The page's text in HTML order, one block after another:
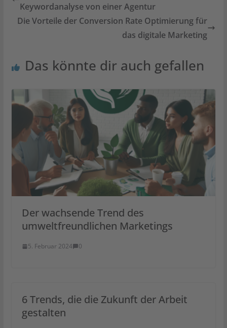
Keywordanalyse von einer Agentur
Die Vorteile der Conversion Rate Optimierung für
das digitale Marketing
Das könnte dir auch gefallen
Der wachsende Trend des
umweltfreundlichen Marketings
5. Februar 2024 0
6 Trends, die die Zukunft der Arbeit
gestalten